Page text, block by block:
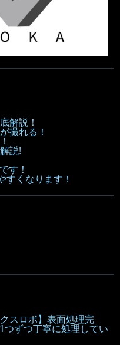
解説！
撮れる！
説!
す！
すくなります！
スロボ】表面処理完
つずつ丁寧に処理してい